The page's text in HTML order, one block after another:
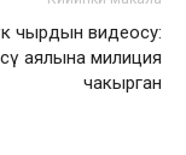
чырдын видеосу:
аялына милиция
чакырган